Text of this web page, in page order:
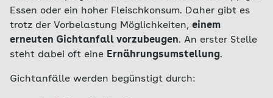
Essen oder ein hoher Fleischkonsum. Daher gibt es
trotz der Vorbelastung Möglichkeiten, einem
erneuten Gichtanfall vorzubeugen. An erster Stelle
steht dabei oft eine Ernährungsumstellung.
Gichtanfälle werden begünstigt durch: